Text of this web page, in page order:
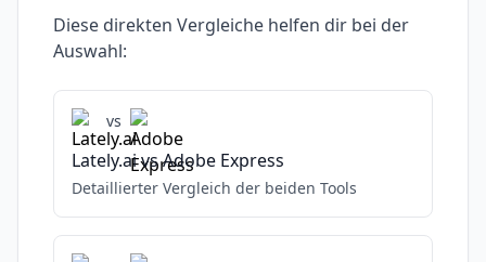
Diese direkten Vergleiche helfen dir bei der
Auswahl:
vs
Lately.aivsAdobe Express
Detaillierter Vergleich der beiden Tools